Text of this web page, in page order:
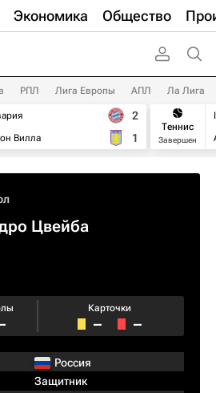
Экономика Общество
РПЛ Лига Европы АПЛ Ла Лига
Вилла
2
1
Теннис
Завершен
Цвейба
Карточки
– –
Россия
Защитник